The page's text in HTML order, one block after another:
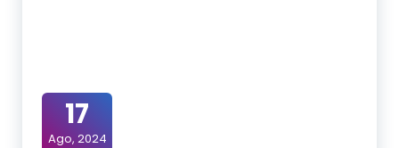
17
Ago, 2024